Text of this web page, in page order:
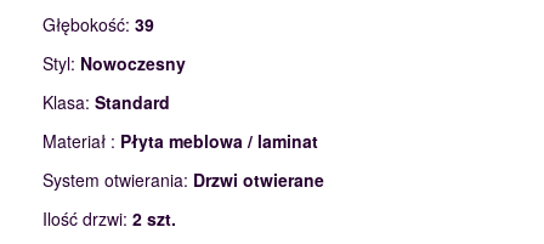
Głębokość: 39
Styl: Nowoczesny
Klasa: Standard
Materiał : Płyta meblowa / laminat
System otwierania: Drzwi otwierane
Ilość drzwi: 2 szt.